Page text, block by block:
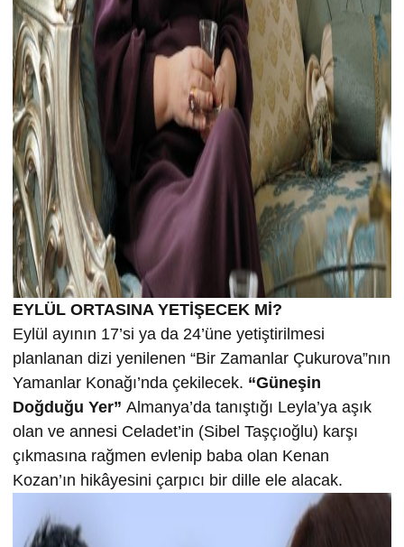
EYLÜL ORTASINA YETİŞECEK Mİ?
Eylül ayının 17’si ya da 24’üne yetiştirilmesi
planlanan dizi yenilenen “Bir Zamanlar Çukurova”nın
Yamanlar Konağı’nda çekilecek. “Güneşin
Doğduğu Yer” Almanya’da tanıştığı Leyla’ya aşık
olan ve annesi Celadet’in (Sibel Taşçıoğlu) karşı
çıkmasına rağmen evlenip baba olan Kenan
Kozan’ın hikâyesini çarpıcı bir dille ele alacak.